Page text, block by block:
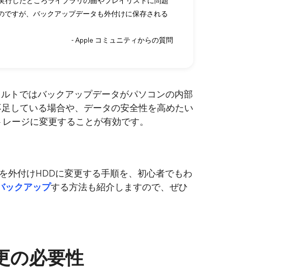
ですが、バックアップデータも外付けに保存される
- Apple コミュニティからの質問
トではバックアップデータがパソコンの内部
している場合や、データの安全性を高めたい
ージに変更することが有効です。
外付けHDDに変更する手順を、初心者でもわ
ックアップする方法も紹介しますので、ぜひ
の必要性